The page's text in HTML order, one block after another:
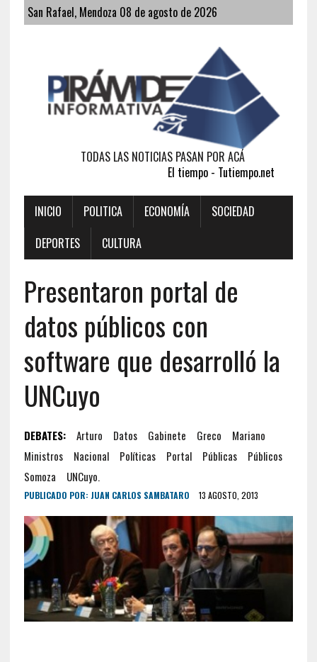
San Rafael, Mendoza 08 de agosto de 2026
TODAS LAS NOTICIAS PASAN POR ACÁ
El tiempo - Tutiempo.net
INICIO POLITICA ECONOMÍA
SOCIEDAD
DEPORTES
CULTURA
Presentaron portal de
datos públicos con
software que desarrolló la
UNCuyo
DEBATES: Arturo Datos Gabinete Greco
Mariano
Ministros
Nacional Políticas Portal Públicas
Públicos
Somoza
UNCuyo.
PUBLICADO POR: JUAN CARLOS SAMBATARO 13 AGOSTO, 2013